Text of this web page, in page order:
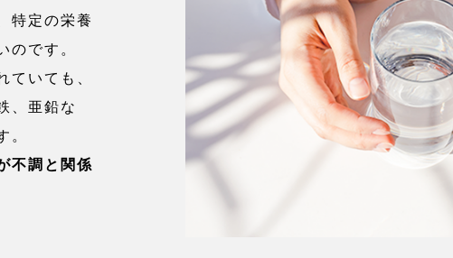
特定の栄養
のです。
ていても、
、亜鉛な
。
不調と関係